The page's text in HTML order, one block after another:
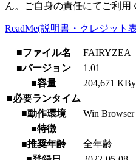
ん。ご自身の責任にてご利用
ReadMe(説明書・クレジット
■ファイル名
■バージョン
1.01
■容量
204,671
■必要ランタイム
■動作環境
Win Browser
■特徴
■推奨年齢
全年齢